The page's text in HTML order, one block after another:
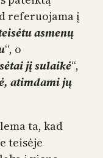
referuojama į
asmenų
“, o
jį sulaikė“,
atimdami jų
ta, kad
teisėje